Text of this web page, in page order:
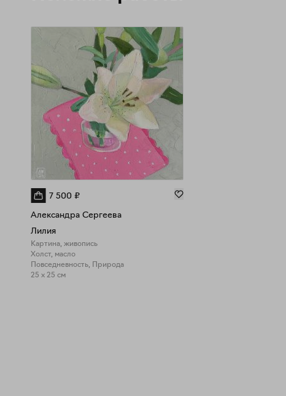
7 500 ₽
Александра Сергеева
Лилия
Картина, живопись
Холст, масло
Повседневность, Природа
25 x 25 см